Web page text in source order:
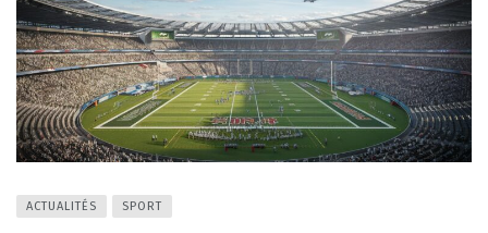
ACTUALITÉS SPORT